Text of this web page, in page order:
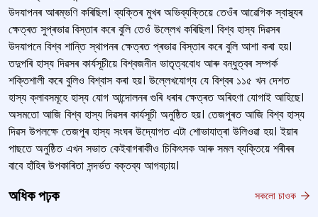
উদযাপনৰ আৰম্ভণি কৰিছিল। ব্যক্তিৰ মুখৰ অভিব্যক্তিয়ে তেওঁৰ আৱেগিক স্বাস্থ্যৰ
ক্ষেত্ৰত সুপ্ৰভাৱ বিস্তাৰ কৰে বুলি তেওঁ উল্লেখ কৰিছিল। বিশ্ব হাস্য দিৱসৰ
উদযাপনে বিশ্ব শান্তি স্থাপনৰ ক্ষেত্ৰত প্ৰভাৱ বিস্তাৰ কৰে বুলি আশা কৰা হয়।
তদুপৰি হাস্য দিৱসৰ কাৰ্যসূচীয়ে বিশ্বজনীন ভাতৃত্ববোধ আৰু বন্ধুত্বৰ সম্পৰ্ক
শক্তিশালী কৰে বুলিও বিশ্বাস কৰা হয়। উল্লেখযোগ্য যে বিশ্বৰ ১১৫ খন দেশত
হাস্য ক্লাবসমূহে হাস্য যোগ আন্দোলনৰ গুৰি ধৰাৰ ক্ষেত্ৰত অৰিহণা যোগাই আহিছে।
অসমতো আজি বিশ্ব হাস্য দিৱসৰ কাৰ্যসূচী অনুষ্ঠিত হয়। তেজপুৰত আজি বিশ্ব হাস্য
দিৱস উপলক্ষে তেজপুৰ হাস্য সংঘৰ উদ্যোগত এটা শোভাযাত্ৰা উলিওৱা হয়। ইয়াৰ
পাছতে অনুষ্ঠিত এখন সভাত কেইবাগৰাকীও চিকিৎসক আৰু সমল ব্যক্তিয়ে শৰীৰৰ
বাবে হাঁহিৰ উপকাৰিতা সন্দৰ্ভত বক্তব্য আগবঢ়ায়।
অধিক পঢ়ক সকলো চাওক